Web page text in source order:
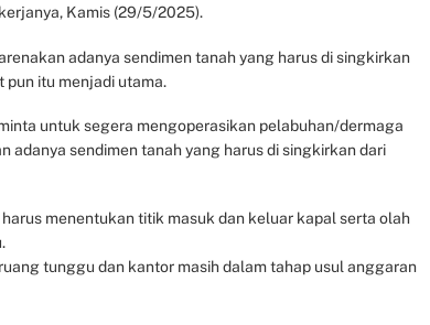
Kamis (29/5/2025).
adanya sendimen tanah yang harus di singkirkan
itu menjadi utama.
untuk segera mengoperasikan pelabuhan/dermaga
adanya sendimen tanah yang harus di singkirkan dari
menentukan titik masuk dan keluar kapal serta olah
tunggu dan kantor masih dalam tahap usul anggaran